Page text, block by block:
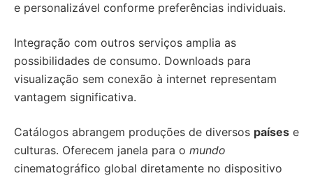
e personalizável conforme preferências individuais.
Integração com outros serviços amplia as
possibilidades de consumo. Downloads para
visualização sem conexão à internet representam
vantagem significativa.
Catálogos abrangem produções de diversos países e
culturas. Oferecem janela para o mundo
cinematográfico global diretamente no dispositivo